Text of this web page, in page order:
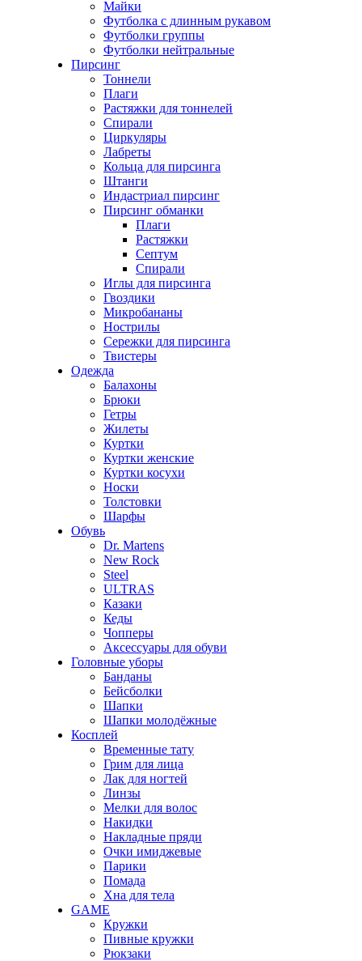
Майки
Футболка с длинным рукавом
Футболки группы
Футболки нейтральные
Пирсинг
Тоннели
Плаги
Растяжки для тоннелей
Спирали
Циркуляры
Лабреты
Кольца для пирсинга
Штанги
Индастриал пирсинг
Пирсинг обманки
Плаги
Растяжки
Септум
Спирали
Иглы для пирсинга
Гвоздики
Микробананы
Нострилы
Сережки для пирсинга
Твистеры
Одежда
Балахоны
Брюки
Гетры
Жилеты
Куртки
Куртки женские
Куртки косухи
Носки
Толстовки
Шарфы
Обувь
Dr. Martens
New Rock
Steel
ULTRAS
Казаки
Кеды
Чопперы
Аксессуары для обуви
Головные уборы
Банданы
Бейсболки
Шапки
Шапки молодёжные
Косплей
Временные тату
Грим для лица
Лак для ногтей
Линзы
Мелки для волос
Накидки
Накладные пряди
Очки имиджевые
Парики
Помада
Хна для тела
GAME
Кружки
Пивные кружки
Рюкзаки